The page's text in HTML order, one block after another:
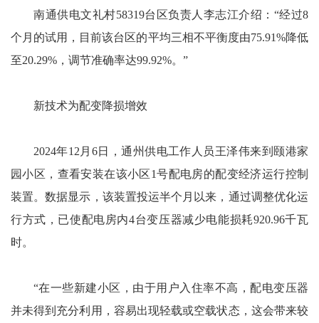
南通供电文礼村58319台区负责人李志江介绍：“经过8
个月的试用，目前该台区的平均三相不平衡度由75.91%降低
至20.29%，调节准确率达99.92%。”
新技术为配变降损增效
2024年12月6日，通州供电工作人员王泽伟来到颐港家
园小区，查看安装在该小区1号配电房的配变经济运行控制
装置。数据显示，该装置投运半个月以来，通过调整优化运
行方式，已使配电房内4台变压器减少电能损耗920.96千瓦
时。
“在一些新建小区，由于用户入住率不高，配电变压器
并未得到充分利用，容易出现轻载或空载状态，这会带来较